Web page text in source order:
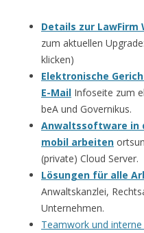
Details zur
zum aktuellen
klicken)
Elektronische
E-Mail Infoseite zum
beA und Governikus.
Anwaltssoftware in
mobil arbeiten
(private) Cloud Server.
Lösungen für alle
Anwaltskanzlei,
Unternehmen.
Teamwork und